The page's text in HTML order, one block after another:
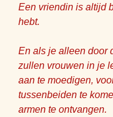
Een vriendin is altijd
hebt.
En als je alleen door
zullen vrouwen in je
aan te moedigen,
tussenbeiden te
armen te ontvangen.